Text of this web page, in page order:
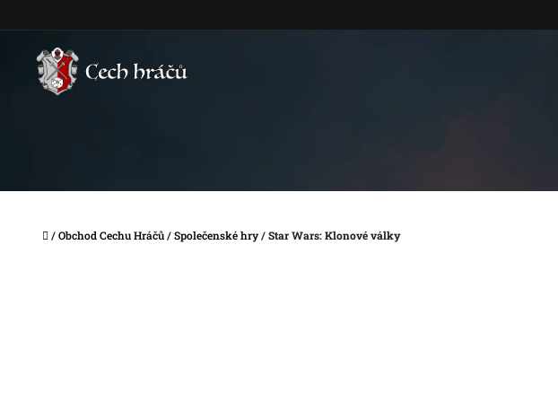
Domů
/Obchod Cechu Hráčů/Společenské hry/Star Wars: Klonové války